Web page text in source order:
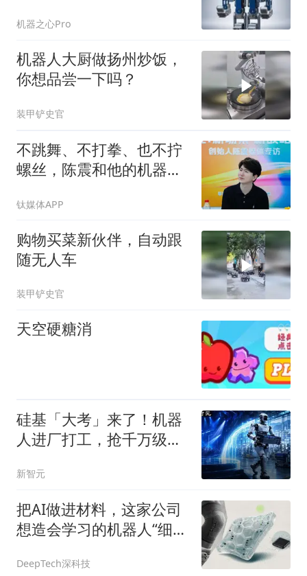
机器之心Pro
机器人大厨做扬州炒饭，
你想品尝一下吗？
装甲铲史官
不跳舞、不打拳、也不拧
螺丝，陈震和他的机器人
钛媒体APP
购物买菜新伙伴，自动跟
随无人车
装甲铲史官
天空硬糖消
硅基「大考」来了！机器
人进厂打工，抢千万级实
新智元
把AI做进材料，这家公司
想造会学习的机器人“细
DeepTech深科技